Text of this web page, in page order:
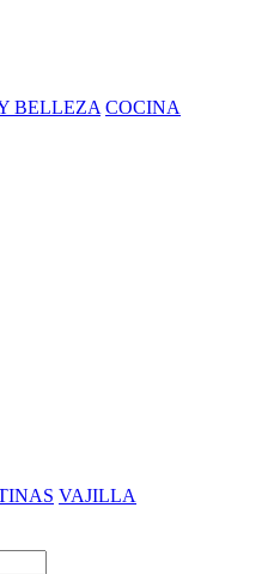
BELLEZA COCINA
VAJILLA